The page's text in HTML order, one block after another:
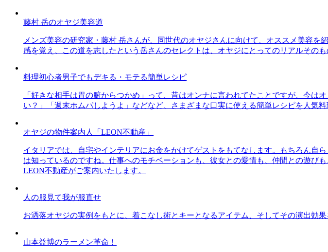
藤村 岳のオヤジ美容道
メンズ美容の研究家・藤村 岳さんが、同世代のオヤジさんに向けて、オススメ美容
感を覚え、この道を志したという岳さんのセレクトは、オヤジにとってのリアルそのも
料理初心者男子でもデキる・モテる簡単レシピ
「好きな相手は胃の腑からつかめ」って、昔はオンナに言われてたことですが、今
い？」「週末ホムパしようよ」などなど、さまざまな口実に使える簡単レシピを人気料
オヤジの物件案内人「LEON不動産」
イタリアでは、自宅やインテリアにお金をかけてゲストをもてなします。もちろん自
は知っているのですね。仕事へのモチベーションも、彼女との愛情も、仲間との遊び
LEON不動産がご案内いたします。
人の服見て我が服直せ
お洒落オヤジの実例をもとに、着こなし術とキーとなるアイテム、そしてその演出効果
山本益博のラーメン革命！